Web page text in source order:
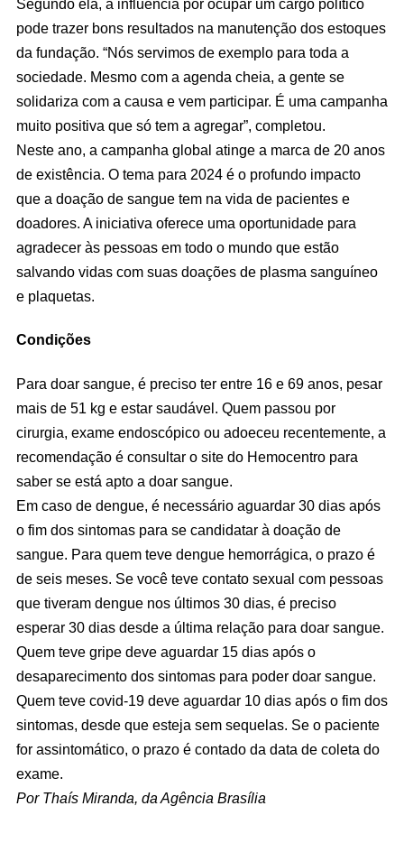
pode trazer bons resultados na manutenção dos estoques
da fundação. “Nós servimos de exemplo para toda a
sociedade. Mesmo com a agenda cheia, a gente se
solidariza com a causa e vem participar. É uma campanha
muito positiva que só tem a agregar”, completou.
Neste ano, a campanha global atinge a marca de 20 anos
de existência. O tema para 2024 é o profundo impacto
que a doação de sangue tem na vida de pacientes e
doadores. A iniciativa oferece uma oportunidade para
agradecer às pessoas em todo o mundo que estão
salvando vidas com suas doações de plasma sanguíneo
e plaquetas.
Condições
Para doar sangue, é preciso ter entre 16 e 69 anos, pesar
mais de 51 kg e estar saudável. Quem passou por
cirurgia, exame endoscópico ou adoeceu recentemente, a
recomendação é consultar o site do Hemocentro para
saber se está apto a doar sangue.
Em caso de dengue, é necessário aguardar 30 dias após
o fim dos sintomas para se candidatar à doação de
sangue. Para quem teve dengue hemorrágica, o prazo é
de seis meses. Se você teve contato sexual com pessoas
que tiveram dengue nos últimos 30 dias, é preciso
esperar 30 dias desde a última relação para doar sangue.
Quem teve gripe deve aguardar 15 dias após o
desaparecimento dos sintomas para poder doar sangue.
Quem teve covid-19 deve aguardar 10 dias após o fim dos
sintomas, desde que esteja sem sequelas. Se o paciente
for assintomático, o prazo é contado da data de coleta do
exame.
Por Thaís Miranda, da Agência Brasília